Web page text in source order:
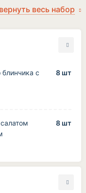
блинчика с
8 шт
8 шт